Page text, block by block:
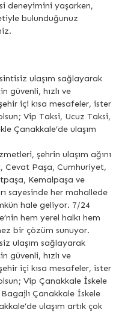
deneyimini yaşarken,
bulunduğunuz
ulaşım sağlayarak
güvenli, hızlı ve
içi kısa mesafeler, ister
Vip Taksi, Ucuz Taksi,
Çanakkale’de ulaşım
şehrin ulaşım ağını
Cevat Paşa, Cumhuriyet,
Kemalpaşa ve
sayesinde her mahallede
hale geliyor. 7/24
hem yerel halkı hem
bir çözüm sunuyor.
ulaşım sağlayarak
güvenli, hızlı ve
içi kısa mesafeler, ister
Vip Çanakkale İskele
Çanakkale İskele
ulaşım artık çok